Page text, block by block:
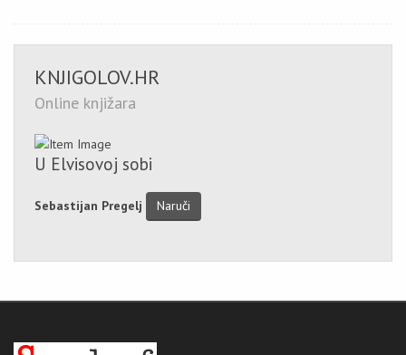
KNJIGOLOV.HR
Online knjižara
U Elvisovoj sobi
Sebastijan Pregelj Naruči